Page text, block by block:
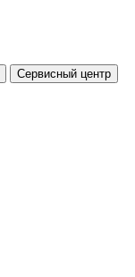
Сервисный центр